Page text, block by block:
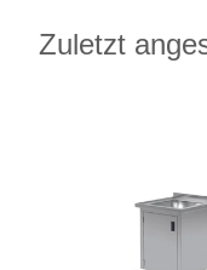
Zuletzt